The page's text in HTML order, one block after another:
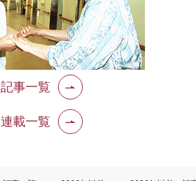
記事一覧
連載一覧